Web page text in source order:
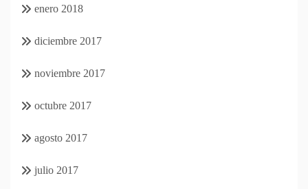
enero 2018
diciembre 2017
noviembre 2017
octubre 2017
agosto 2017
julio 2017